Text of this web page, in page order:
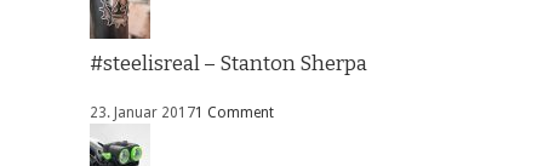
#steelisreal – Stanton Sherpa
23. Januar 20171 Comment